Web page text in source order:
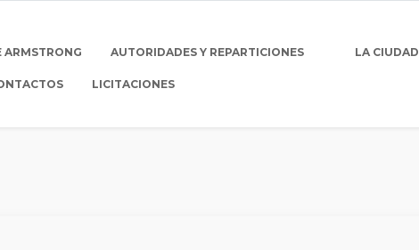
ARMSTRONG AUTORIDADES Y REPARTICIONES LA CIUDAD
LICITACIONES